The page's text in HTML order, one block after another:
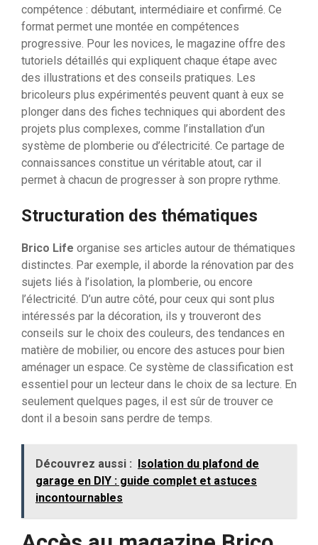
compétence : débutant, intermédiaire et confirmé. Ce
format permet une montée en compétences
progressive. Pour les novices, le magazine offre des
tutoriels détaillés qui expliquent chaque étape avec
des illustrations et des conseils pratiques. Les
bricoleurs plus expérimentés peuvent quant à eux se
plonger dans des fiches techniques qui abordent des
projets plus complexes, comme l’installation d’un
système de plomberie ou d’électricité. Ce partage de
connaissances constitue un véritable atout, car il
permet à chacun de progresser à son propre rythme.
Structuration des thématiques
Brico Life organise ses articles autour de thématiques
distinctes. Par exemple, il aborde la rénovation par des
sujets liés à l’isolation, la plomberie, ou encore
l’électricité. D’un autre côté, pour ceux qui sont plus
intéressés par la décoration, ils y trouveront des
conseils sur le choix des couleurs, des tendances en
matière de mobilier, ou encore des astuces pour bien
aménager un espace. Ce système de classification est
essentiel pour un lecteur dans le choix de sa lecture. En
seulement quelques pages, il est sûr de trouver ce
dont il a besoin sans perdre de temps.
Découvrez aussi : Isolation du plafond de
garage en DIY : guide complet et astuces
incontournables